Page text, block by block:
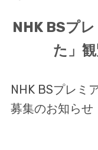
NHK BSプ
た」
NHK BSプレミ
募集のお知らせ